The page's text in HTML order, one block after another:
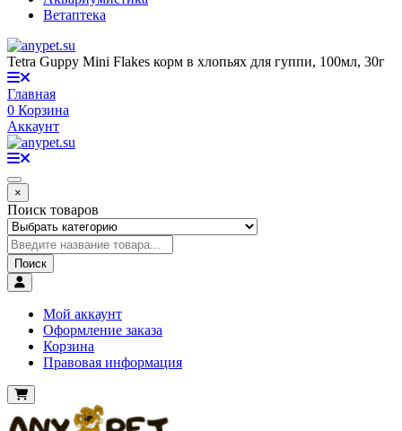
Ветаптека
Tetra Guppy Mini Flakes корм в хлопьях для гуппи, 100мл, 30г
Главная
0 Корзина
Аккаунт
×
Поиск товаров
Поиск
Мой аккаунт
Оформление заказа
Корзина
Правовая информация